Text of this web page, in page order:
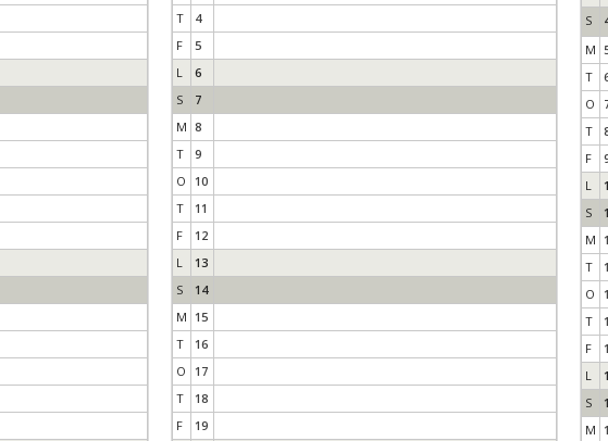
T
4
F
5
L
6
S
7
M 8
T
9
O
10
T
11
F
12
L
13
S
14
M 15
T
16
O
17
T
18
F
19
S
M
T
O
T
F
L
S
M
T
O
T
F
L
S
M